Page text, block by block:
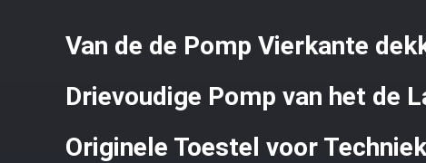
Van de de Pomp Vierkante
Drievoudige Pomp van het de
Originele Toestel voor